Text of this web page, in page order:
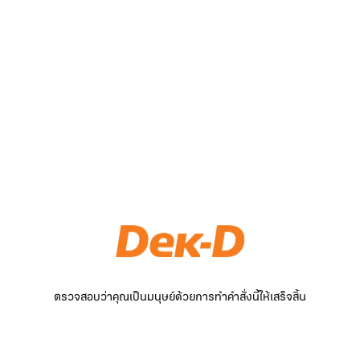
ตรวจสอบว่าคุณเป็นมนุษย์ด้วยการทำคำสั่งนี้ให้เสร็จสิ้น